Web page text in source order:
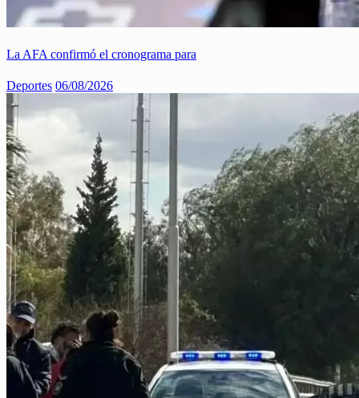
La AFA confirmó el cronograma para
Deportes 06/08/2026